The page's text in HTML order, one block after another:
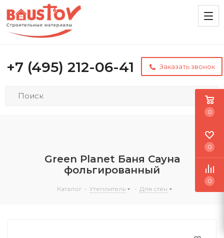
+7 (495) 212-06-41 Заказать звонок
Green Planet Баня Сауна
фольгированный
Каталог - Утеплитель - Для стен
0
0
0